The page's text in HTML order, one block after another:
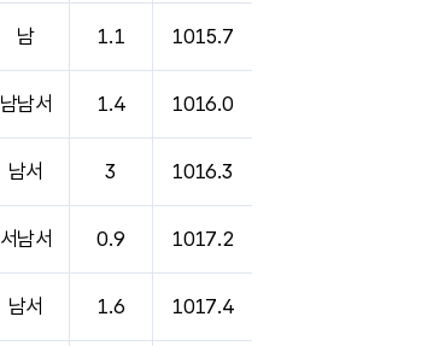
남 1.1 1015.7
남남서 1.4 1016.0
남서 3 1016.3
서남서 0.9 1017.2
남서 1.6 1017.4